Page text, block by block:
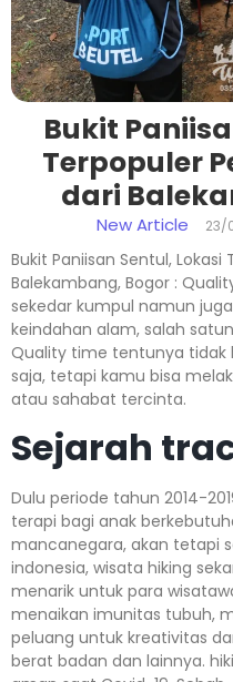
Bukit
Terpopuler
dari
New Article 23/
Bukit Paniisan Sentul,
Balekambang, Bogor :
sekedar kumpul namun
keindahan alam, salah
Quality time tentunya
saja, tetapi kamu bisa
atau sahabat tercinta.
Sejarah
Dulu periode tahun 2014-
terapi bagi anak
mancanegara, akan tetapi
indonesia, wisata hiking
menarik untuk para
menaikan imunitas tubuh,
peluang untuk kreativitas
berat badan dan lainnya.